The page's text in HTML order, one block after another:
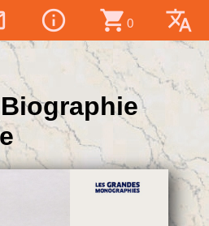
info_outline shopping_cart 0 translate